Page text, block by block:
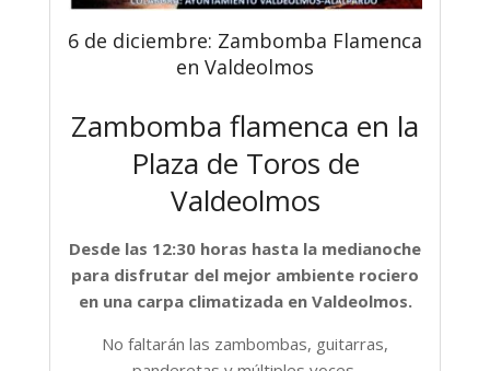
6 de diciembre: Zambomba Flamenca
en Valdeolmos
Zambomba flamenca en la
Plaza de Toros de
Valdeolmos
Desde las 12:30 horas hasta la medianoche
para disfrutar del mejor ambiente rociero
en una carpa climatizada en Valdeolmos.
No faltarán las zambombas, guitarras,